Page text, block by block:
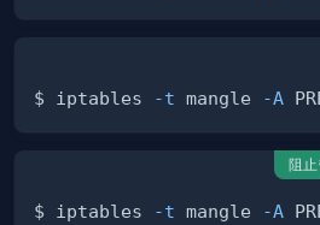
$ iptables -t mangle -A
阻
$ iptables -t mangle -A